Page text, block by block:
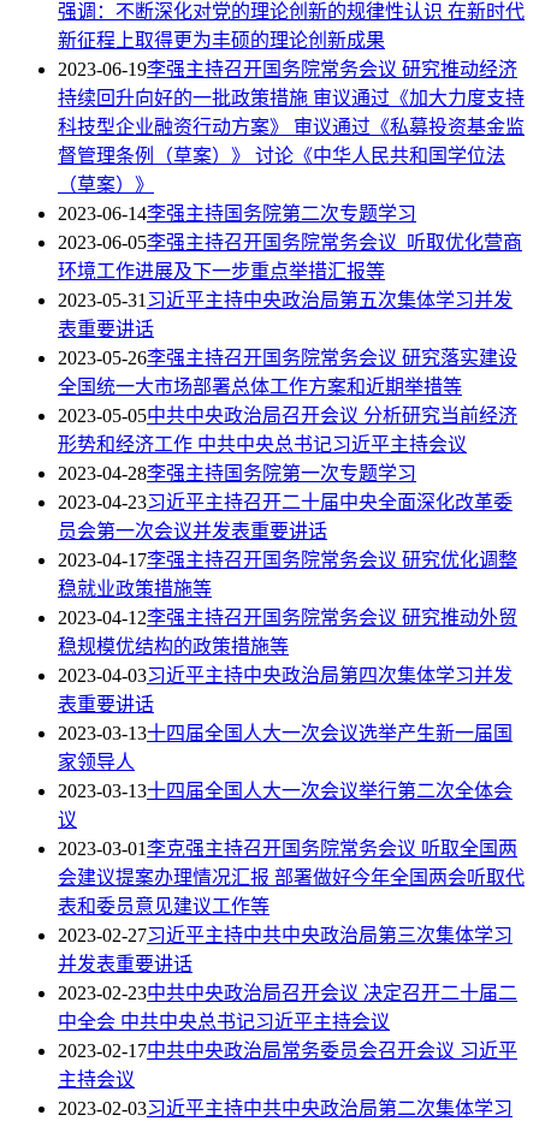
强调：不断深化对党的理论创新的规律性认识 在新时代
新征程上取得更为丰硕的理论创新成果
2023-06-19李强主持召开国务院常务会议 研究推动经济
持续回升向好的一批政策措施 审议通过《加大力度支持
科技型企业融资行动方案》 审议通过《私募投资基金监
督管理条例（草案）》 讨论《中华人民共和国学位法
（草案）》
2023-06-14李强主持国务院第二次专题学习
2023-06-05李强主持召开国务院常务会议 听取优化营商
环境工作进展及下一步重点举措汇报等
2023-05-31习近平主持中央政治局第五次集体学习并发
表重要讲话
2023-05-26李强主持召开国务院常务会议 研究落实建设
全国统一大市场部署总体工作方案和近期举措等
2023-05-05中共中央政治局召开会议 分析研究当前经济
形势和经济工作 中共中央总书记习近平主持会议
2023-04-28李强主持国务院第一次专题学习
2023-04-23习近平主持召开二十届中央全面深化改革委
员会第一次会议并发表重要讲话
2023-04-17李强主持召开国务院常务会议 研究优化调整
稳就业政策措施等
2023-04-12李强主持召开国务院常务会议 研究推动外贸
稳规模优结构的政策措施等
2023-04-03习近平主持中央政治局第四次集体学习并发
表重要讲话
2023-03-13十四届全国人大一次会议选举产生新一届国
家领导人
2023-03-13十四届全国人大一次会议举行第二次全体会
议
2023-03-01李克强主持召开国务院常务会议 听取全国两
会建议提案办理情况汇报 部署做好今年全国两会听取代
表和委员意见建议工作等
2023-02-27习近平主持中共中央政治局第三次集体学习
并发表重要讲话
2023-02-23中共中央政治局召开会议 决定召开二十届二
中全会 中共中央总书记习近平主持会议
2023-02-17中共中央政治局常务委员会召开会议 习近平
主持会议
2023-02-03习近平主持中共中央政治局第二次集体学习